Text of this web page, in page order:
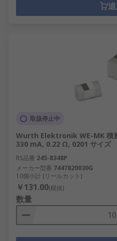
取扱停止中
Wurth Elektronik WE-MK 積
330 mA, 0.22 Ω, 0201 サイズ
RS品番 245-8348P
メーカー型番 7447820030G
10個小計 (リールカット)
￥131.00(税抜)
数量